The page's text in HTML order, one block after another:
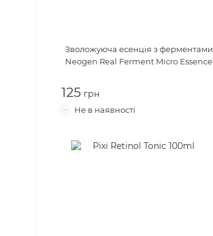
Зволожуюча есенція з ферментами
Neogen Real Ferment Micro Essence
125